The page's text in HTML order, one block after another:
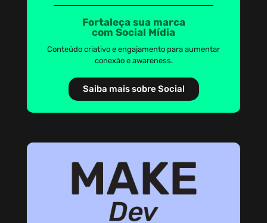
Fortaleça sua marca
com Social Mídia
Conteúdo criativo e engajamento para aumentar
conexão e awareness.
Saiba mais sobre Social